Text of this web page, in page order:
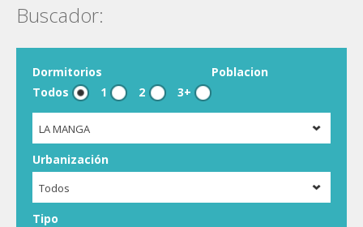
Buscador:
Dormitorios
Todos
1 2 3+
Poblacion
LA MANGA
Urbanización
Todos
Tipo